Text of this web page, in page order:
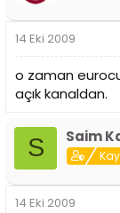
14 Eki 2009
o zaman
açık kanaldan.
S Saim
14 Eki 2009